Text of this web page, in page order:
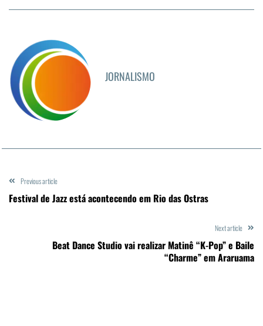
JORNALISMO
Previous article
Festival de Jazz está acontecendo em Rio das Ostras
Next article
Beat Dance Studio vai realizar Matinê “K-Pop” e Baile
“Charme” em Araruama